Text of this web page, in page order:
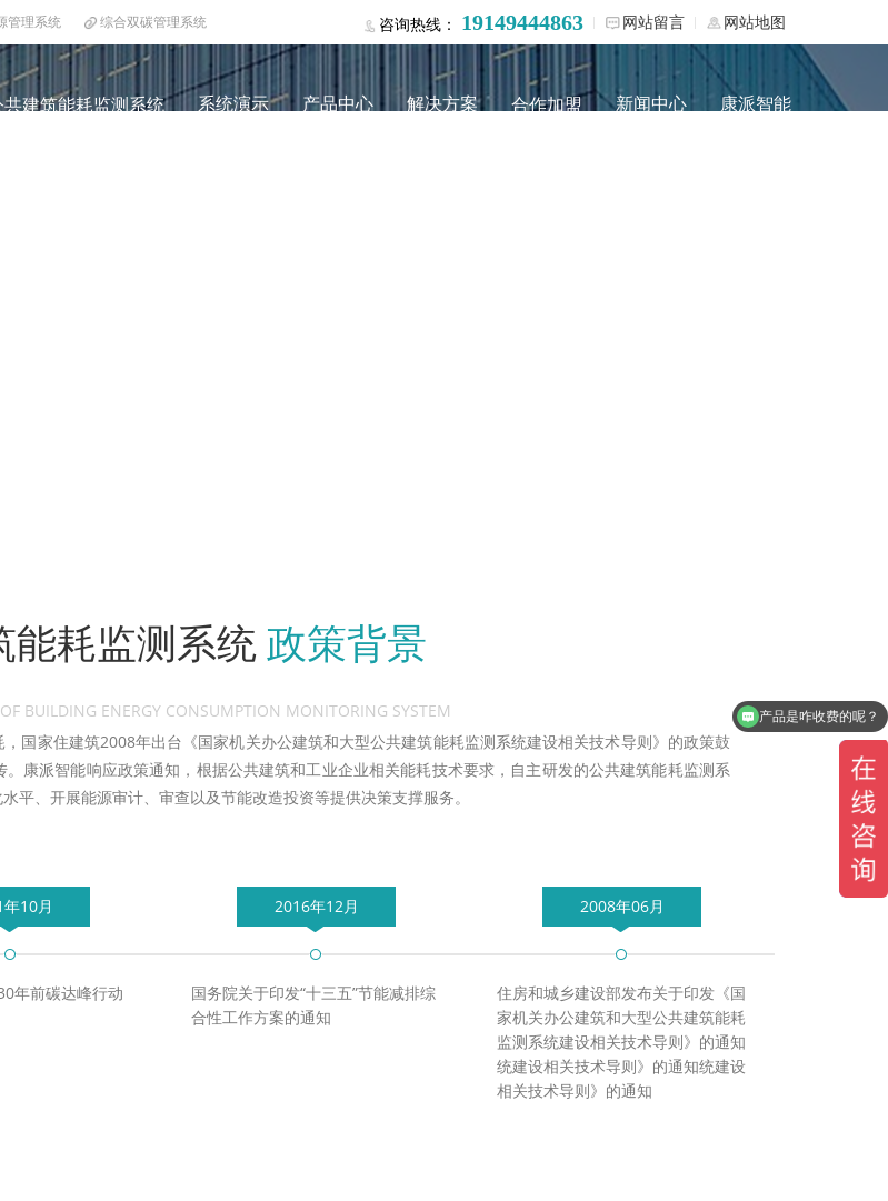
管理系统 综合双碳管理系统 咨询热线： 19149444863 网站留言 网站地图
共建筑能耗监测系统 系统演示 产品中心 解决方案 合作加盟 新闻中心 康派智能
能耗监测系统政策背景
BUILDING ENERGY CONSUMPTION MONITORING SYSTEM
国家住建筑2008年出台《国家机关办公建筑和大型公共建筑能耗监测系统建设相关技术导则》的政策鼓
康派智能响应政策通知，根据公共建筑和工业企业相关能耗技术要求，自主研发的公共建筑能耗监测系
、开展能源审计、审查以及节能改造投资等提供决策支撑服务。
10月
年前碳达峰行动
2016年12月
国务院关于印发“十三五”节能减排综
合性工作方案的通知
2008年06月
住房和城乡建设部发布关于印发《国
家机关办公建筑和大型公共建筑能耗
监测系统建设相关技术导则》的通知
统建设相关技术导则》的通知统建设
相关技术导则》的通知
产品是咋收费的呢？